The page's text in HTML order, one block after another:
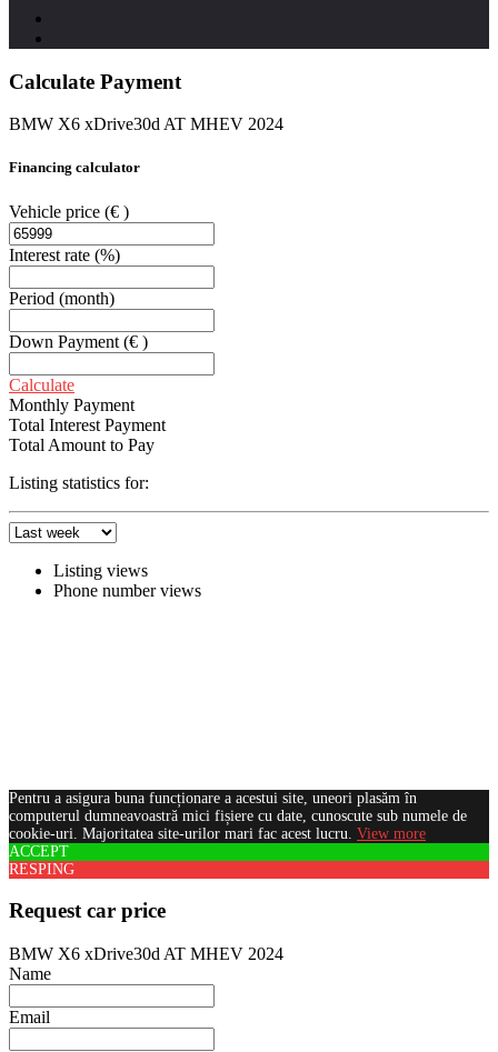
Calculate Payment
BMW X6 xDrive30d AT MHEV 2024
Financing calculator
Vehicle price (€ )
Interest rate (%)
Period (month)
Down Payment (€ )
Calculate
Monthly Payment
Total Interest Payment
Total Amount to Pay
Listing statistics for:
Listing views
Phone number views
Pentru a asigura buna funcționare a acestui site, uneori plasăm în
computerul dumneavoastră mici fișiere cu date, cunoscute sub numele de
cookie-uri. Majoritatea site-urilor mari fac acest lucru. View more
ACCEPT
RESPING
Request car price
BMW X6 xDrive30d AT MHEV 2024
Name
Email